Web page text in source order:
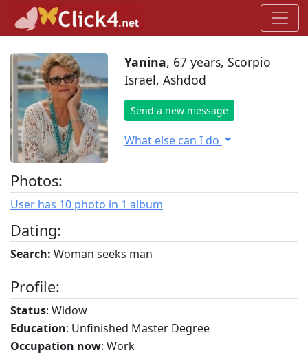
Yanina, 67 years, Scorpio
Israel, Ashdod
Send a new message
What else can I do
Photos:
User has 10 photo in 1 album
Dating:
Search: Woman seeks man
Profile:
Status: Widow
Education: Unfinished Master Degree
Occupation now: Work